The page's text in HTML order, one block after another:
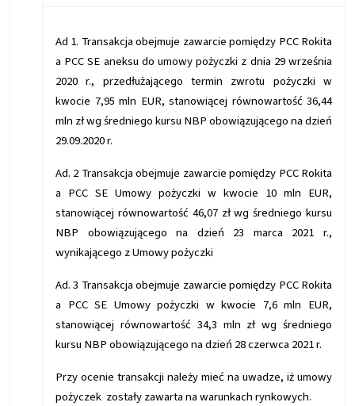
Ad 1. Transakcja obejmuje zawarcie pomiędzy PCC Rokita
a PCC SE aneksu do umowy pożyczki z dnia 29 września
2020 r., przedłużającego termin zwrotu pożyczki w
kwocie 7,95 mln EUR, stanowiącej równowartość 36,44
mln zł wg średniego kursu NBP obowiązującego na dzień
29.09.2020 r.
Ad. 2 Transakcja obejmuje zawarcie pomiędzy PCC Rokita
a PCC SE Umowy pożyczki w kwocie 10 mln EUR,
stanowiącej równowartość 46,07 zł wg średniego kursu
NBP obowiązującego na dzień 23 marca 2021 r.,
wynikającego z Umowy pożyczki
Ad. 3 Transakcja obejmuje zawarcie pomiędzy PCC Rokita
a PCC SE Umowy pożyczki w kwocie 7,6 mln EUR,
stanowiącej równowartość 34,3 mln zł wg średniego
kursu NBP obowiązującego na dzień 28 czerwca 2021 r.
Przy ocenie transakcji należy mieć na uwadze, iż umowy
pożyczek zostały zawarta na warunkach rynkowych.